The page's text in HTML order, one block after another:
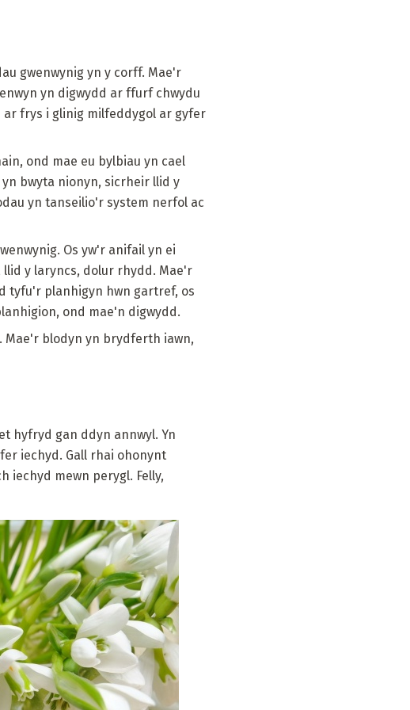
gwenwynig yn y corff. Mae'r
yn digwydd ar ffurf chwydu
ar frys i glinig milfeddygol ar gyfer
ond mae eu bylbiau yn cael
bwyta nionyn, sicrheir llid y
yn tanseilio'r system nerfol ac
Os yw'r anifail yn ei
llid y laryncs, dolur rhydd. Mae'r
tyfu'r planhigyn hwn gartref, os
ond mae'n digwydd.
Mae'r blodyn yn brydferth iawn,
hyfryd gan ddyn annwyl. Yn
iechyd. Gall rhai ohonynt
iechyd mewn perygl. Felly,